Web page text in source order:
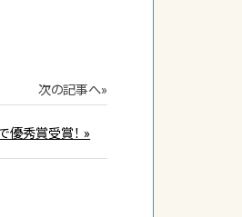
次の記事へ»
優秀賞受賞！ »